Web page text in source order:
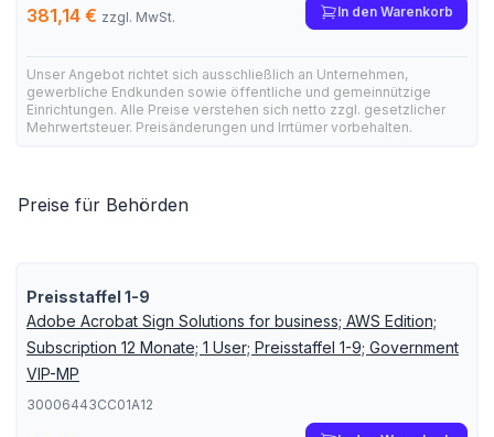
381,14 € zzgl. MwSt. In den Warenkorb
Unser Angebot richtet sich ausschließlich an Unternehmen,
gewerbliche Endkunden sowie öffentliche und gemeinnützige
Einrichtungen. Alle Preise verstehen sich netto zzgl. gesetzlicher
Mehrwertsteuer. Preisänderungen und Irrtümer vorbehalten.
Preise für Behörden
Preisstaffel 1-9
Adobe Acrobat Sign Solutions for business; AWS Edition;
Subscription 12 Monate; 1 User; Preisstaffel 1-9; Government
VIP-MP
30006443CC01A12